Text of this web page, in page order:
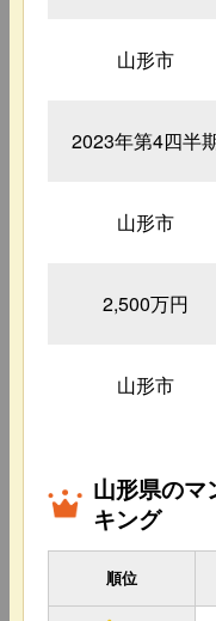
山形市
2023年第4四半
山形市
2,500万円
山形市
山形県のマ
キング
順位